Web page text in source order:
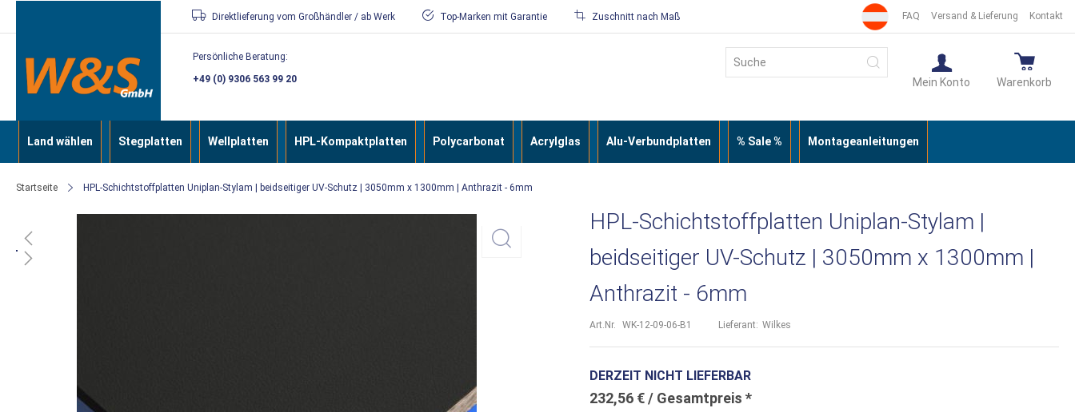
Direkt
zum
Inhalt
FAQ Versand & Lieferung Kontakt
Direktlieferung vom Großhändler / ab Werk Top-Marken mit Garantie Zuschnitt nach Maß
Persönliche Beratung:
+49 (0) 9306 563 99 20
Warenkorb
Mein Konto
Suche
Land wählen Stegplatten Wellplatten HPL-Kompaktplatten Polycarbonat Acrylglas Alu-Verbundplatten % Sale % Montageanleitungen
Startseite HPL-Schichtstoffplatten Uniplan-Stylam | beidseitiger UV-Schutz | 3050mm x 1300mm | Anthrazit - 6mm
Ende
HPL-Schichtstoffplatten Uniplan-Stylam |
beidseitiger UV-Schutz | 3050mm x 1300mm |
Anthrazit - 6mm
Art.Nr. WK-12-09-06-B1 Lieferant: Wilkes
DERZEIT NICHT LIEFERBAR
232,56 €